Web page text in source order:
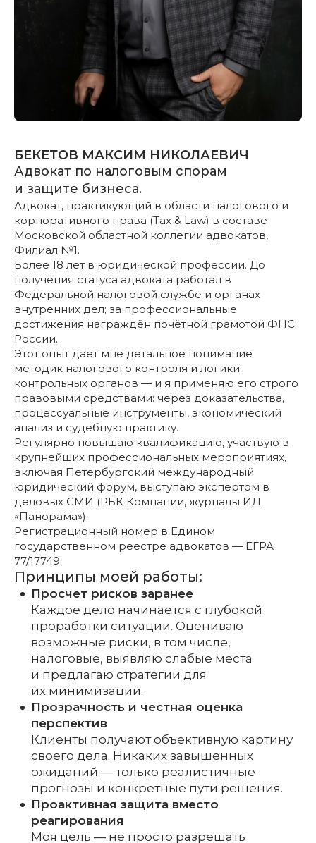
БЕКЕТОВ МАКСИМ НИКОЛАЕВИЧ
Адвокат по налоговым спорам
и защите бизнеса.
Адвокат, практикующий в области налогового и
корпоративного права (Tax & Law) в составе
Московской областной коллегии адвокатов,
Филиал №1.
Более 18 лет в юридической профессии. До
получения статуса адвоката работал в
Федеральной налоговой службе и органах
внутренних дел; за профессиональные
достижения награждён почётной грамотой ФНС
России.
Этот опыт даёт мне детальное понимание
методик налогового контроля и логики
контрольных органов — и я применяю его строго
правовыми средствами: через доказательства,
процессуальные инструменты, экономический
анализ и судебную практику.
Регулярно повышаю квалификацию, участвую в
крупнейших профессиональных мероприятиях,
включая Петербургский международный
юридический форум, выступаю экспертом в
деловых СМИ (РБК Компании, журналы ИД
«Панорама»).
Регистрационный номер в Едином
государственном реестре адвокатов — ЕГРА
77/17749.
Принципы моей работы:
Просчет рисков заранее
Каждое дело начинается с глубокой
проработки ситуации. Оцениваю
возможные риски, в том числе,
налоговые, выявляю слабые места
и предлагаю стратегии для
их минимизации.
Прозрачность и честная оценка
перспектив
Клиенты получают объективную картину
своего дела. Никаких завышенных
ожиданий — только реалистичные
прогнозы и конкретные пути решения.
Проактивная защита вместо
реагирования
Моя цель — не просто разрешать